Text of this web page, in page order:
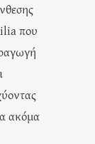
που
ακόμα